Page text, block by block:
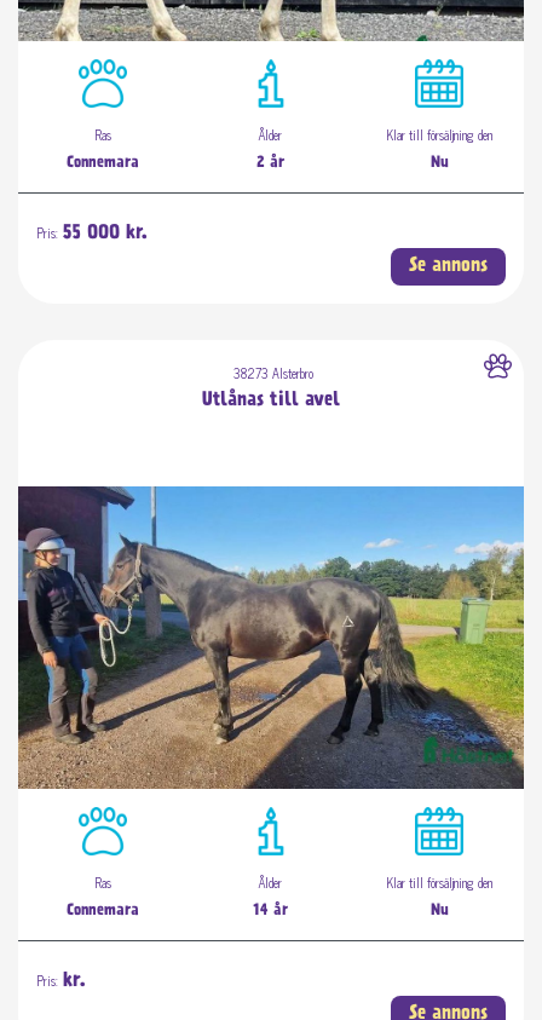
Ras
Connemara
Ålder
2 år
Klar till försäljning den
Nu
Pris: 55 000 kr.
Se annons
38273 Alsterbro
Utlånas till avel
Ras
Connemara
Ålder
14 år
Klar till försäljning den
Nu
Pris: kr.
Se annons